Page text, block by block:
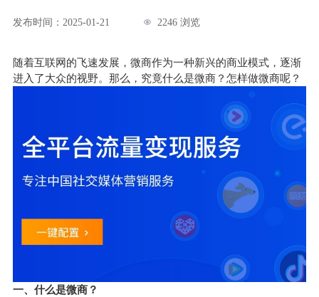
发布时间：2025-01-21 2246 浏览
随着互联网的飞速发展，微商作为一种新兴的商业模式，逐渐
进入了大众的视野。那么，究竟什么是微商？怎样做微商呢？
一、什么是微商？